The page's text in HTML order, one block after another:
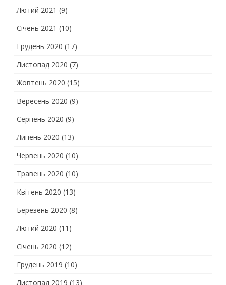
Лютий 2021 (9)
Січень 2021 (10)
Грудень 2020 (17)
Листопад 2020 (7)
Жовтень 2020 (15)
Вересень 2020 (9)
Серпень 2020 (9)
Липень 2020 (13)
Червень 2020 (10)
Травень 2020 (10)
Квітень 2020 (13)
Березень 2020 (8)
Лютий 2020 (11)
Січень 2020 (12)
Грудень 2019 (10)
Листопад 2019 (13)